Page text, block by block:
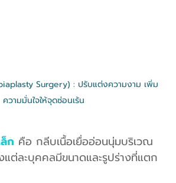
Surgery) : ปรับแต่งความงาม เพิ่ม
ความมั่นใจให้จุดซ่อนเร้น
ก คือ กลีบเนื้อเยื่ออ่อนนุ่มบริเวณ
ต่ละบุคคลมีขนาดและรูปร่างที่แตก